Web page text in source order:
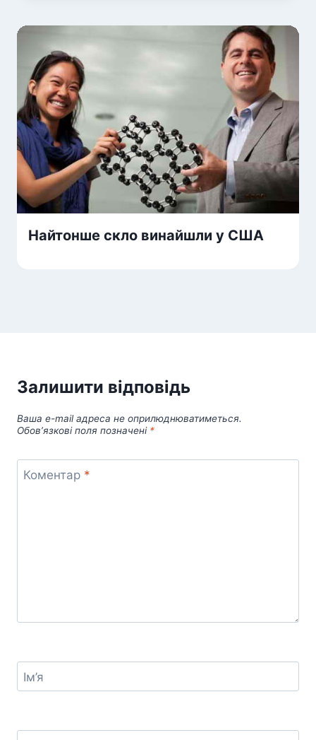
Найтонше скло винайшли у США
Залишити відповідь
Ваша e-mail адреса не оприлюднюватиметься.
Обов’язкові поля позначені *
Коментар *
Ім’я